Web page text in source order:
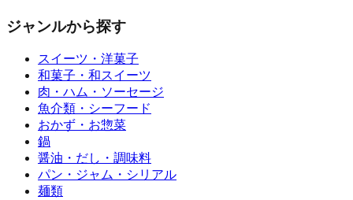
ジャンルから探す
スイーツ・洋菓子
和菓子・和スイーツ
肉・ハム・ソーセージ
魚介類・シーフード
おかず・お惣菜
鍋
醤油・だし・調味料
パン・ジャム・シリアル
麺類